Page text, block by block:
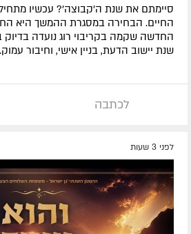
סיימתם את שנת ה'קבוצה'? עכשיו
החיים. הבחירה במסגרת ההמשך היא
החדשה שקמה בקריבוי רוג נועדה בדיוק
שנת יישוב הדעת, בניין אישי, וחיבור
לכתבה
לפני 3 שעות